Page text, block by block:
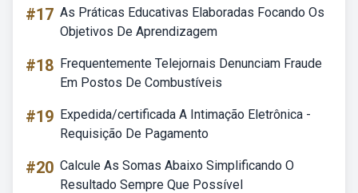
#17 As Práticas Educativas Elaboradas Focando Os
Objetivos De Aprendizagem
#18 Frequentemente Telejornais Denunciam Fraude
Em Postos De Combustíveis
#19 Expedida/certificada A Intimação Eletrônica -
Requisição De Pagamento
#20 Calcule As Somas Abaixo Simplificando O
Resultado Sempre Que Possível